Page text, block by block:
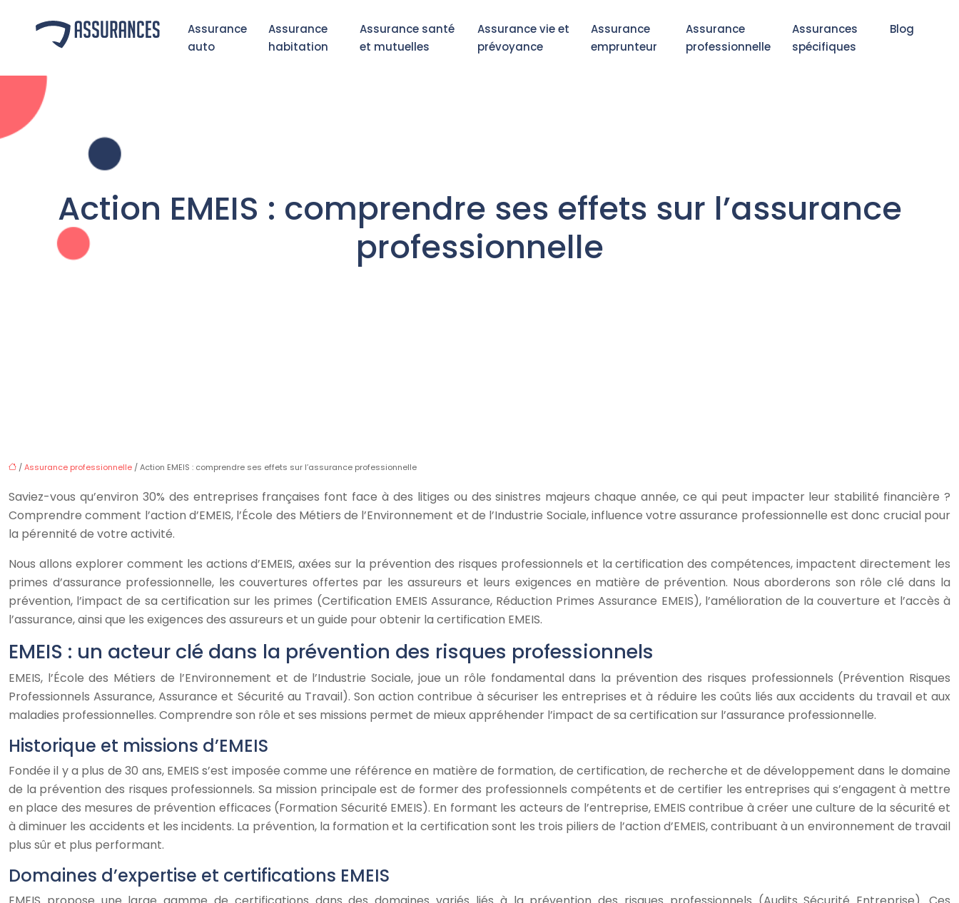
Assurance
auto
Assurance
habitation
Assurance santé
et mutuelles
Assurance vie et
prévoyance
Assurance
emprunteur
Assurance
professionnelle
Assurances
spécifiques
Blog
Action EMEIS : comprendre ses effets sur l’assurance
professionnelle
/Assurance professionnelle / Action EMEIS : comprendre ses effets sur l’assurance professionnelle
Saviez-vous qu’environ 30% des entreprises françaises font face à des litiges ou des sinistres majeurs chaque année, ce qui peut impacter leur stabilité financière ?
Comprendre comment l’action d’EMEIS, l’École des Métiers de l’Environnement et de l’Industrie Sociale, influence votre assurance professionnelle est donc crucial pour
la pérennité de votre activité.
Nous allons explorer comment les actions d’EMEIS, axées sur la prévention des risques professionnels et la certification des compétences, impactent directement les
primes d’assurance professionnelle, les couvertures offertes par les assureurs et leurs exigences en matière de prévention. Nous aborderons son rôle clé dans la
prévention, l’impact de sa certification sur les primes (Certification EMEIS Assurance, Réduction Primes Assurance EMEIS), l’amélioration de la couverture et l’accès à
l’assurance, ainsi que les exigences des assureurs et un guide pour obtenir la certification EMEIS.
EMEIS : un acteur clé dans la prévention des risques professionnels
EMEIS, l’École des Métiers de l’Environnement et de l’Industrie Sociale, joue un rôle fondamental dans la prévention des risques professionnels (Prévention Risques
Professionnels Assurance, Assurance et Sécurité au Travail). Son action contribue à sécuriser les entreprises et à réduire les coûts liés aux accidents du travail et aux
maladies professionnelles. Comprendre son rôle et ses missions permet de mieux appréhender l’impact de sa certification sur l’assurance professionnelle.
Historique et missions d’EMEIS
Fondée il y a plus de 30 ans, EMEIS s’est imposée comme une référence en matière de formation, de certification, de recherche et de développement dans le domaine
de la prévention des risques professionnels. Sa mission principale est de former des professionnels compétents et de certifier les entreprises qui s’engagent à mettre
en place des mesures de prévention efficaces (Formation Sécurité EMEIS). En formant les acteurs de l’entreprise, EMEIS contribue à créer une culture de la sécurité et
à diminuer les accidents et les incidents. La prévention, la formation et la certification sont les trois piliers de l’action d’EMEIS, contribuant à un environnement de travail
plus sûr et plus performant.
Domaines d’expertise et certifications EMEIS